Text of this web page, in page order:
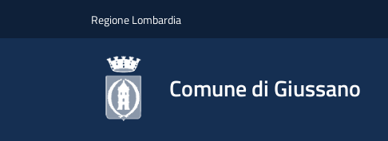
Regione Lombardia
Comune di Giussano